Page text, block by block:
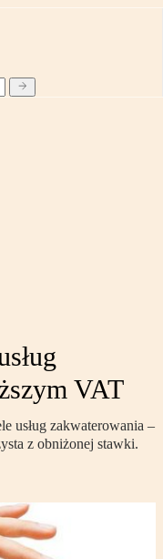
VAT
usług zakwaterowania –
z obniżonej stawki.